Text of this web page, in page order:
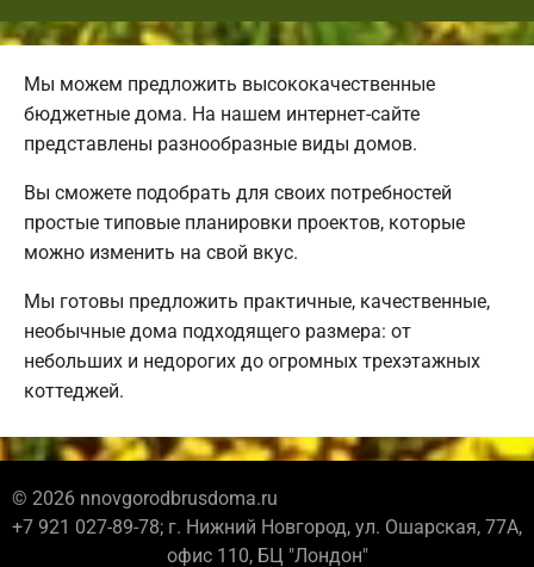
Мы можем предложить высококачественные
бюджетные дома. На нашем интернет-сайте
представлены разнообразные виды домов.
Вы сможете подобрать для своих потребностей
простые типовые планировки проектов, которые
можно изменить на свой вкус.
Мы готовы предложить практичные, качественные,
необычные дома подходящего размера: от
небольших и недорогих до огромных трехэтажных
коттеджей.
© 2026 nnovgorodbrusdoma.ru
+7 921 027-89-78; г. Нижний Новгород, ул. Ошарская, 77А,
офис 110, БЦ "Лондон"